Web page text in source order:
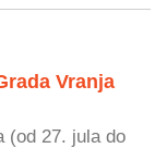
Vranja
(od 27. jula do